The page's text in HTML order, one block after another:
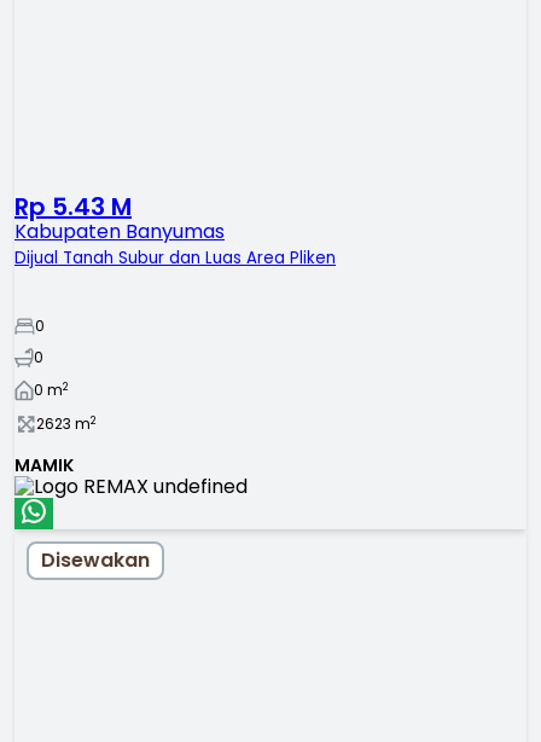
Rp 5.43 M
Kabupaten Banyumas
Dijual Tanah Subur dan Luas Area Pliken
0
0
0 m2
2623 m2
MAMIK
Disewakan